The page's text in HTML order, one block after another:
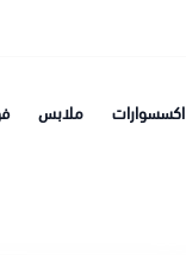
اكسسوارات ملابس